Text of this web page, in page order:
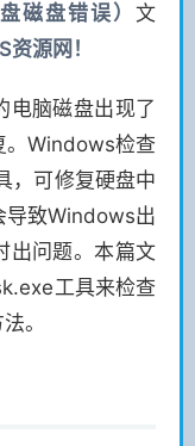
磁盘错误） 文
资源网！
电脑磁盘出现了
。Windows检查
，可修复硬盘中
导致Windows出
出问题。本篇文
工具来检查
。